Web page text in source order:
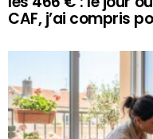
CAF, j’ai compris